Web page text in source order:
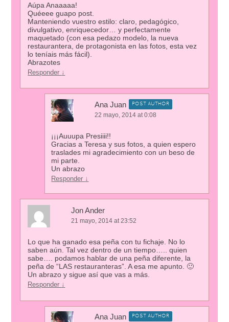
Aúpa Anaaaaa!
Quéeee guapo post.
Manteniendo vuestro estilo: claro, pedagógico,
divulgativo, enriquecedor… y perfectamente
maquetado (con esa pedazo modelo, la nueva
restaurantera, de protagonista en las fotos, esta vez
lo teníais más fácil).
Abrazotes
Responder ↓
Ana Juan POST AUTHOR
22 mayo, 2014 at 0:08
¡¡¡Auuupa Presiiii!!
Gracias a Teresa y sus fotos, a quien espero
traslades mi agradecimiento con un beso de
mi parte.
Un abrazo
Responder ↓
Jon Ander
21 mayo, 2014 at 23:52
Lo que ha ganado esa peña con tu fichaje. No lo
saben aún. Tal vez dentro de un tiempo….. quien
sabe…. podamos hablar de una peña diferente, la
peña de “LAS restauranteras”. A esa me apunto. 🙂
Un abrazo y sigue así que vas a más.
Responder ↓
Ana Juan POST AUTHOR